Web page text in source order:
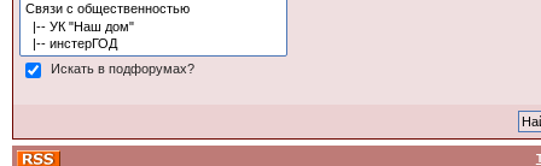
Искать в подфорумах?